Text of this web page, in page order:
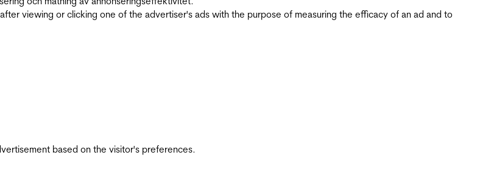
viewing or clicking one of the advertiser's ads with the purpose of measuring the efficacy of an ad and to
based on the visitor's preferences.